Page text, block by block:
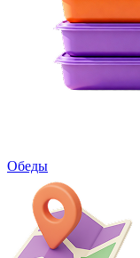
Обеды